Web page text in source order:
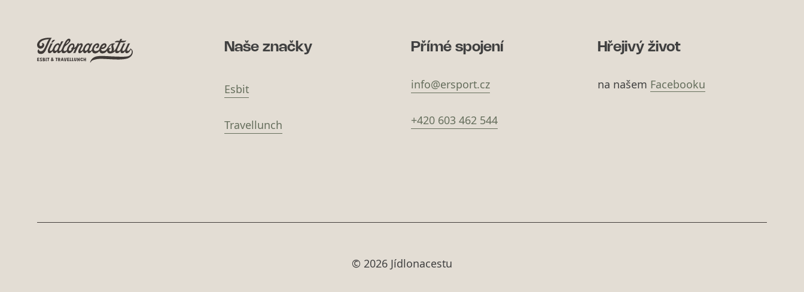
Naše značky
Esbit
Travellunch
Přímé spojení
info@ersport.cz
+420 603 462 544
Hřejivý život
na našem Facebooku
© 2026 Jídlonacestu